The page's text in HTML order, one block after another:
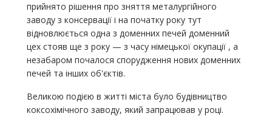
прийнято рішення про зняття металургійного
заводу з консервації і на початку року тут
відновлюється одна з доменних печей доменний
цех стояв ще з року — з часу німецької окупації , а
незабаром почалося спорудження нових доменних
печей та інших об'єктів.
Великою подією в житті міста було будівництво
коксохімічного заводу, який запрацював у році.